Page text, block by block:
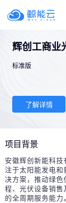
标准版
了解详情
项目背景
安徽辉创新能科
注于太阳能发电
决方案，推动绿
程、光伏设备销售
的全周期服务能力